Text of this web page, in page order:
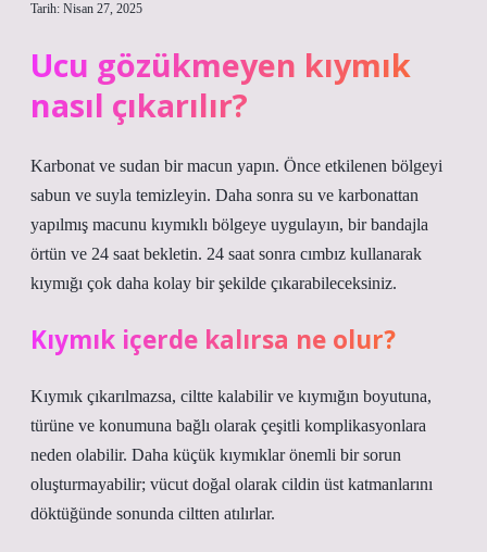
Tarih: Nisan 27, 2025
Ucu gözükmeyen kıymık
nasıl çıkarılır?
Karbonat ve sudan bir macun yapın. Önce etkilenen bölgeyi
sabun ve suyla temizleyin. Daha sonra su ve karbonattan
yapılmış macunu kıymıklı bölgeye uygulayın, bir bandajla
örtün ve 24 saat bekletin. 24 saat sonra cımbız kullanarak
kıymığı çok daha kolay bir şekilde çıkarabileceksiniz.
Kıymık içerde kalırsa ne olur?
Kıymık çıkarılmazsa, ciltte kalabilir ve kıymığın boyutuna,
türüne ve konumuna bağlı olarak çeşitli komplikasyonlara
neden olabilir. Daha küçük kıymıklar önemli bir sorun
oluşturmayabilir; vücut doğal olarak cildin üst katmanlarını
döktüğünde sonunda ciltten atılırlar.